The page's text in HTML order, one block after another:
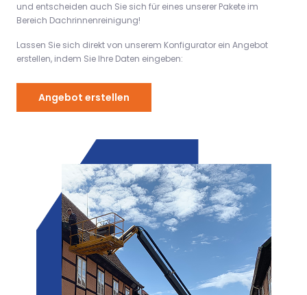
und entscheiden auch Sie sich für eines unserer Pakete im
Bereich Dachrinnenreinigung!
Lassen Sie sich direkt von unserem Konfigurator ein Angebot
erstellen, indem Sie Ihre Daten eingeben:
Angebot erstellen